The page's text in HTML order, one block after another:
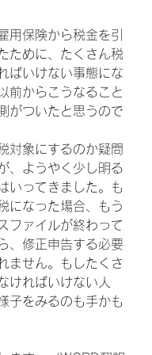
用保険から税金を引
ために、たくさん税
ばいけない事態にな
前からこうなること
がついたと思うので
対象にするのか疑問
、ようやく少し明る
いってきました。も
になった場合、もう
ファイルが終わって
、修正申告する必要
ません。もしたくさ
ければいけない人
子をみるのも手かも